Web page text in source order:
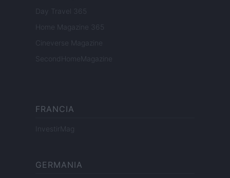
Day Travel 365
Home Magazine 365
Cineverse Magazine
SecondHomeMagazine
FRANCIA
InvestirMag
GERMANIA